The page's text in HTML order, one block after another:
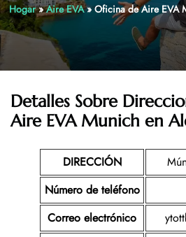
Hogar»Aire EVA» Oficina de Aire EVA
Detalles Sobre
Aire EVA Munich en
DIRECCIÓN
Número de teléfono
Correo electrónico